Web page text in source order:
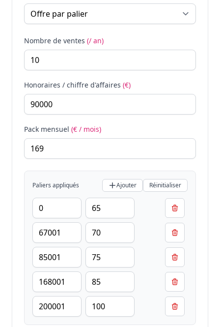
Nombre de ventes (/ an)
Honoraires / chiffre d'affaires (€)
Pack mensuel (€ / mois)
Paliers appliqués Ajouter Réinitialiser